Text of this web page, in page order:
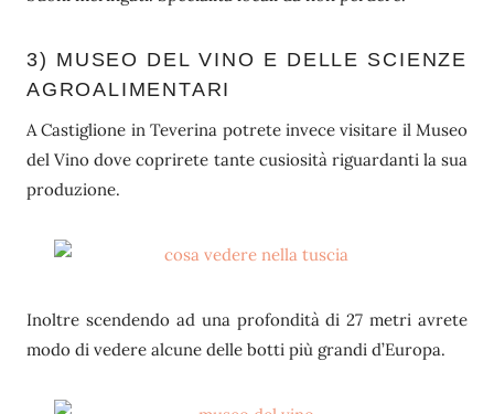
3) MUSEO DEL VINO E DELLE SCIENZE
AGROALIMENTARI
A Castiglione in Teverina potrete invece visitare il Museo
del Vino dove coprirete tante cusiosità riguardanti la sua
produzione.
Inoltre scendendo ad una profondità di 27 metri avrete
modo di vedere alcune delle botti più grandi d’Europa.